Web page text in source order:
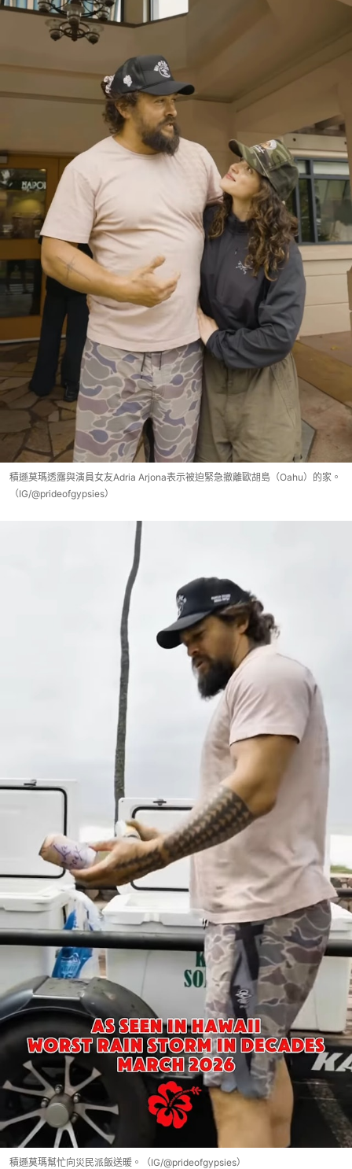
積遜莫瑪透露與演員女友Adria Arjona表示被迫緊急撤離歐胡島（Oahu）的家。
（IG/@prideofgypsies）
積遜莫瑪幫忙向災民派飯送暖。（IG/@prideofgypsies）